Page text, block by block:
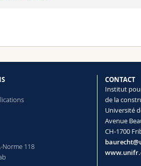
Norme 118
CONTACT
Institut
de la
Université
Avenue
CH-1700